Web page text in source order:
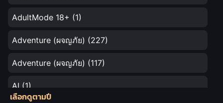
AdultMode 18+ (1)
Adventure (ผจญภัย) (227)
Adventure (ผจญภัย) (117)
AI (1)
เลือกดูตามปี